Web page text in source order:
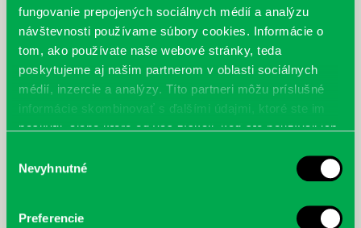
fungovanie prepojených sociálnych médií a analýzu
návštevnosti používame súbory cookies. Informácie o
tom, ako používate naše webové stránky, teda
poskytujeme aj našim partnerom v oblasti sociálnych
médií, inzercie a analýzy. Títo partneri môžu príslušné
informácie skombinovať s ďalšími údajmi, ktoré ste im
poskytli, alebo ktoré od vás získali, keď ste používali ich
súhlasu
Nevyhnutné
Preferencie
cyklistu modernej doby: